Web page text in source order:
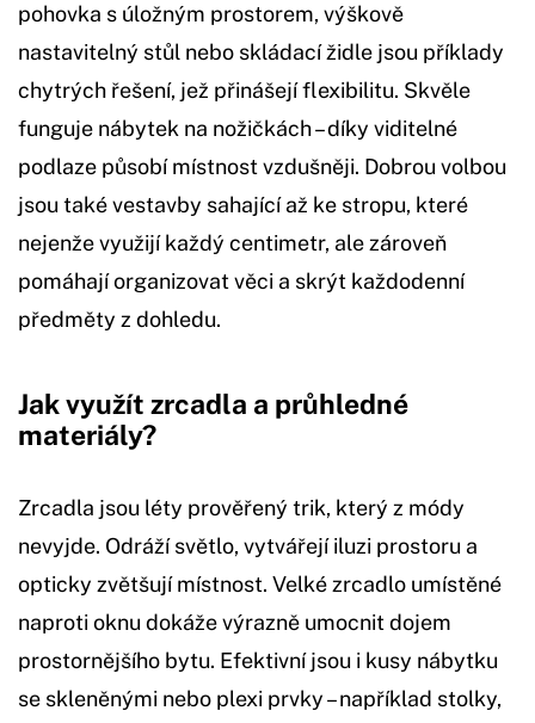
pohovka s úložným prostorem, výškově
nastavitelný stůl nebo skládací židle jsou příklady
chytrých řešení, jež přinášejí flexibilitu. Skvěle
funguje nábytek na nožičkách – díky viditelné
podlaze působí místnost vzdušněji. Dobrou volbou
jsou také vestavby sahající až ke stropu, které
nejenže využijí každý centimetr, ale zároveň
pomáhají organizovat věci a skrýt každodenní
předměty z dohledu.
Jak využít zrcadla a průhledné
materiály?
Zrcadla jsou léty prověřený trik, který z módy
nevyjde. Odráží světlo, vytvářejí iluzi prostoru a
opticky zvětšují místnost. Velké zrcadlo umístěné
naproti oknu dokáže výrazně umocnit dojem
prostornějšího bytu. Efektivní jsou i kusy nábytku
se skleněnými nebo plexi prvky – například stolky,